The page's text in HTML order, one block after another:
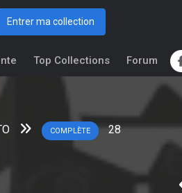
Entrer ma collection
Top Collections Forum
COMPLÈTE
28